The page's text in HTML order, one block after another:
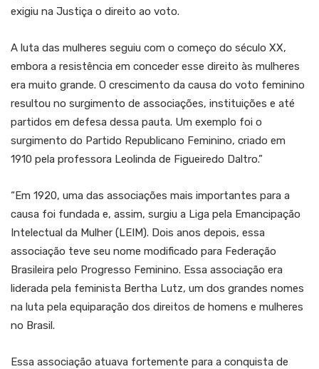
exigiu na Justiça o direito ao voto.
A luta das mulheres seguiu com o começo do século XX,
embora a resistência em conceder esse direito às mulheres
era muito grande. O crescimento da causa do voto feminino
resultou no surgimento de associações, instituições e até
partidos em defesa dessa pauta. Um exemplo foi o
surgimento do Partido Republicano Feminino, criado em
1910 pela professora Leolinda de Figueiredo Daltro.”
“Em 1920, uma das associações mais importantes para a
causa foi fundada e, assim, surgiu a Liga pela Emancipação
Intelectual da Mulher (LEIM). Dois anos depois, essa
associação teve seu nome modificado para Federação
Brasileira pelo Progresso Feminino. Essa associação era
liderada pela feminista Bertha Lutz, um dos grandes nomes
na luta pela equiparação dos direitos de homens e mulheres
no Brasil.
Essa associação atuava fortemente para a conquista de